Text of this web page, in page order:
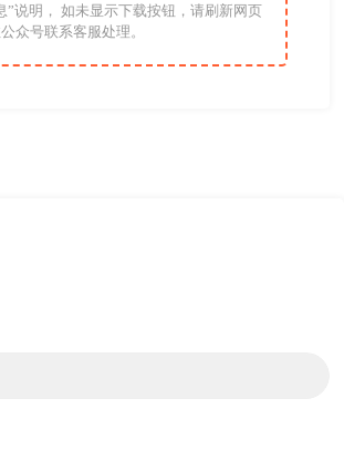
”说明， 如未显示下载按钮，请刷新网页
众号联系客服处理。